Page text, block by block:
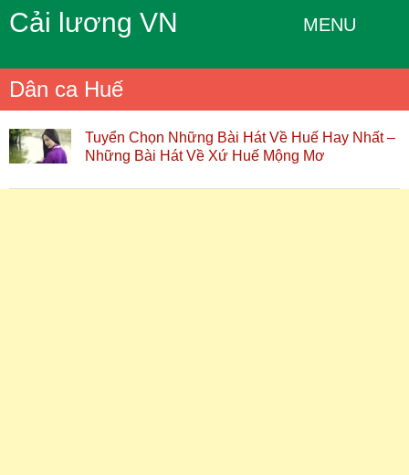
Cải lương VN MENU
Dân ca Huế
Tuyển Chọn Những Bài Hát Về Huế Hay Nhất –
Những Bài Hát Về Xứ Huế Mộng Mơ